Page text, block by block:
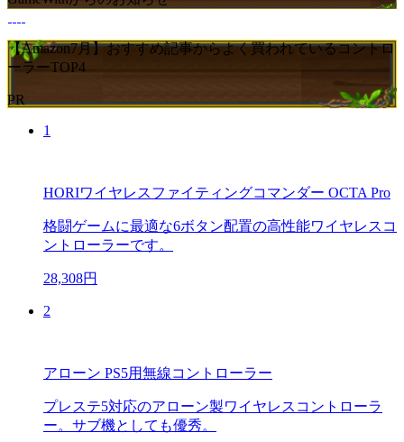
【Amazon7月】おすすめ記事からよく買われているコントロ
ーラーTOP4
PR
1
HORIワイヤレスファイティングコマンダー OCTA Pro
格闘ゲームに最適な6ボタン配置の高性能ワイヤレスコ
ントローラーです。
28,308円
2
アローン PS5用無線コントローラー
プレステ5対応のアローン製ワイヤレスコントローラ
ー。サブ機としても優秀。